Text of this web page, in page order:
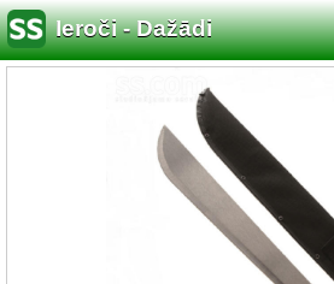
Ieroči - Dažādi